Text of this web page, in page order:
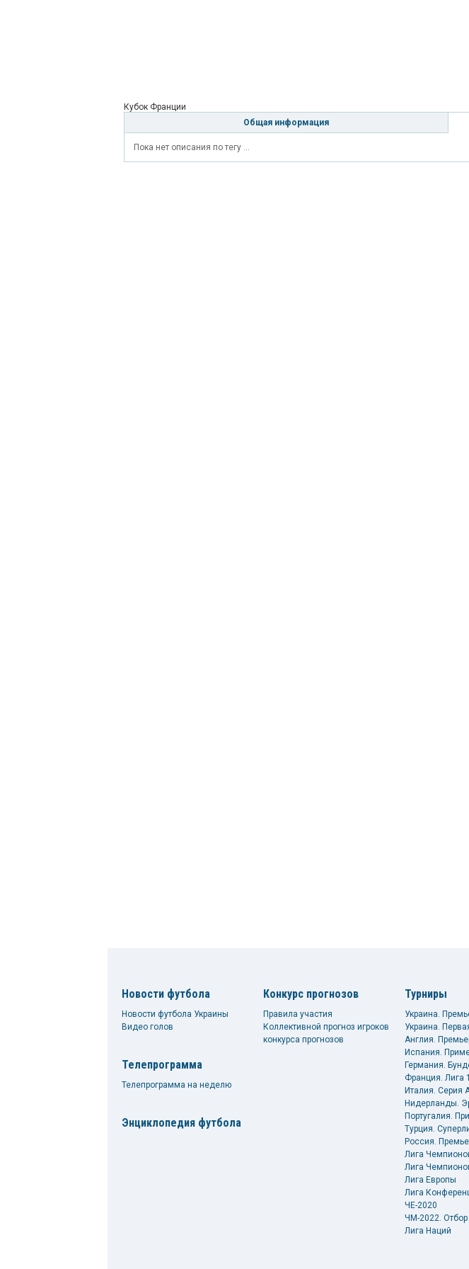
Кубок Франции
Общая информация
Пока нет описания по тегу ...
Новости футбола
Новости футбола Украины
Видео голов
Телепрограмма
Телепрограмма на неделю
Энциклопедия футбола
Конкурс прогнозов
Правила участия
Коллективной прогноз игроков
конкурса прогнозов
Турниры
Украина.
Украина.
Англия.
Испания.
Германия.
Франция. Лига 1
Италия. Серия
Нидерланды.
Португалия.
Турция.
Россия.
Лига
Лига
Лига Европы
Лига
ЧЕ-2020
ЧМ-2022. Отбор
Лига Наций